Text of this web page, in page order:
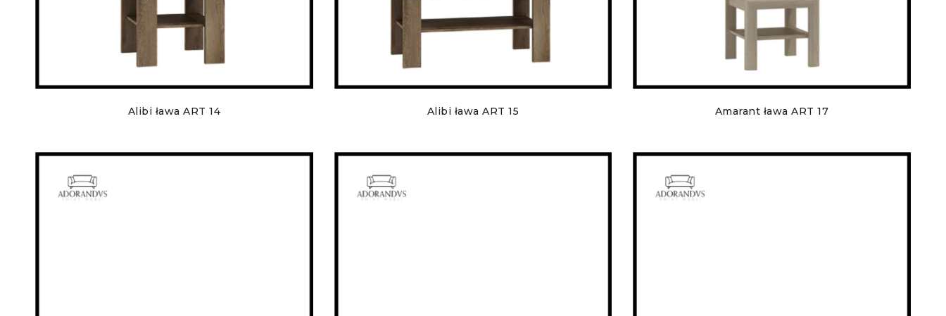
Alibi ława ART 14 Alibi ława ART 15 Amarant ława ART 17